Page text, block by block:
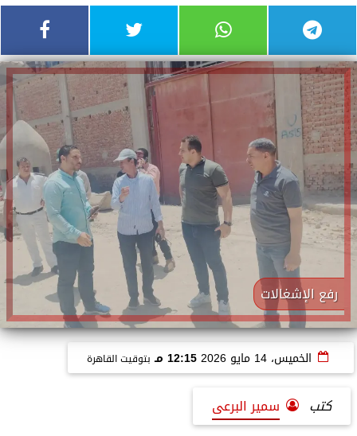
رفع الإشغالات
الخميس، 14 مايو 2026 12:15 مـ بتوقيت القاهرة
كتب
سمير البرعى